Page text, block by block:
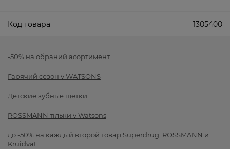
Код товара 1305400
-50% на обраний асортимент
Гарячий сезон у WATSONS
Детские зубные щетки
ROSSMANN тільки у Watsons
до -50% на каждый второй товар Superdrug, ROSSMANN и
Kruidvat.